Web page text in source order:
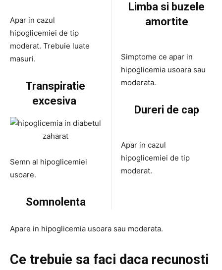
Apar in cazul
hipoglicemiei de tip
moderat. Trebuie luate
masuri.
Transpiratie
excesiva
Semn al hipoglicemiei
usoare.
Somnolenta
Limba si buzele
amortite
Simptome ce apar in
hipoglicemia usoara sau
moderata.
Dureri de cap
Apar in cazul
hipoglicemiei de tip
moderat.
Apare in hipoglicemia usoara sau moderata.
Ce trebuie sa faci daca recunosti